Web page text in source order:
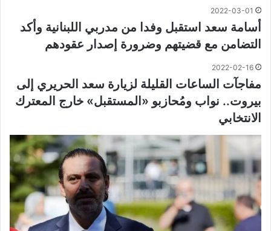
2022-03-01
أسامة سعد استقبل وفدا من مدربي اللبنانية وأكد
التضامن مع قضيتهم وضرورة إصدار عقودهم
2022-02-16
مفاجآت الساعات القليلة لزيارة سعد الحريري إلى
بيروت.. نواب ومُحازبو «المستقبل» خارج المعترك
الانتخابي